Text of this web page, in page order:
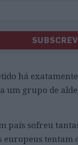
há
um grupo de
país sofreu
europeus tentam